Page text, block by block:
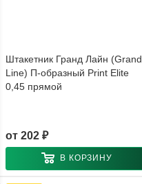
Штакетник Гранд Лайн (Grand
Line) П-образный Print Elite
0,45 прямой
от 202 ₽
В КОРЗИНУ